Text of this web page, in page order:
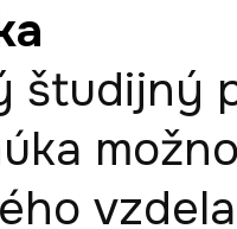
študijný